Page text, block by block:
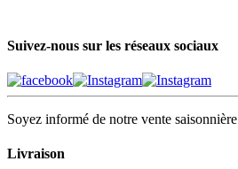
Suivez-nous sur les réseaux sociaux
Soyez informé de notre vente saisonnière
Livraison